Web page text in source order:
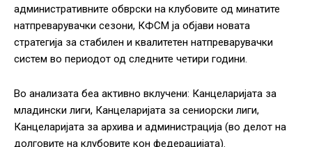
административните обврски на клубовите од минатите
натпреварувачки сезони, КФСМ ја објави новата
стратегија за стабилен и квалитетен натпреварувачки
систем во периодот од следните четири години.
Во анализата беа активно вклучени: Канцеларијата за
младински лиги, Канцеларијата за сениорски лиги,
Канцеларијата за архива и администрација (во делот на
долговите на клубовите кон федерацијата).